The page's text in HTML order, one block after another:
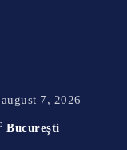
7, 2026
București